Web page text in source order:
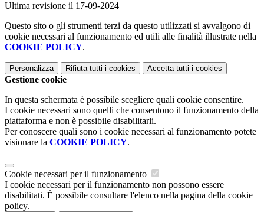
Ultima revisione il 17-09-2024
Questo sito o gli strumenti terzi da questo utilizzati si avvalgono di
cookie necessari al funzionamento ed utili alle finalità illustrate nella
COOKIE POLICY.
Personalizza Rifiuta tutti i cookies Accetta tutti i cookies
Gestione cookie
In questa schermata è possibile scegliere quali cookie consentire.
I cookie necessari sono quelli che consentono il funzionamento della
piattaforma e non è possibile disabilitarli.
Per conoscere quali sono i cookie necessari al funzionamento potete
visionare la COOKIE POLICY.
Cookie necessari per il funzionamento
I cookie necessari per il funzionamento non possono essere
disabilitati. È possibile consultare l'elenco nella pagina della cookie
policy.